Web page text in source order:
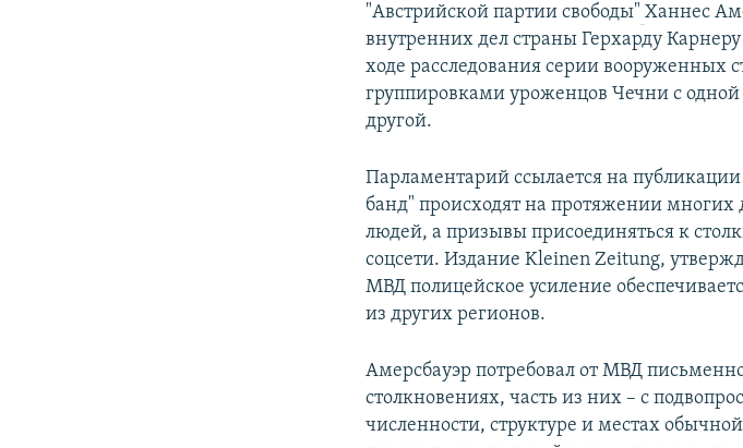
"Австрийской партии свободы" Ханнес
внутренних дел страны Герхарду
ходе расследования серии вооруженных
группировками уроженцов Чечни с
другой.
Парламентарий ссылается на
банд" происходят на протяжении
людей, а призывы присоединяться к
соцсети. Издание Kleinen Zeitung,
МВД полицейское усиление
из других регионов.
Амерсбауэр потребовал от МВД
столкновениях, часть из них – с
численности, структуре и местах